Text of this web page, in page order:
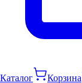
Каталог Корзина